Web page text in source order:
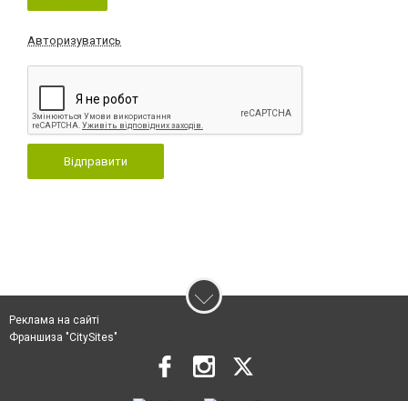
Авторизуватись
Відправити
Реклама на сайті
Франшиза "CitySites"